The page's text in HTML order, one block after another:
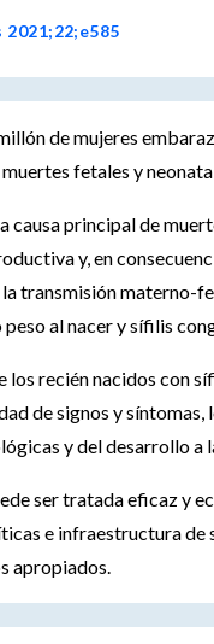
2021;22;e585
de mujeres
fetales y
causa principal de
y, en
transmisión materno-
al nacer y sífilis
los recién nacidos con
de signos y
y del desarrollo a
ser tratada eficaz y
e infraestructura de
apropiados.